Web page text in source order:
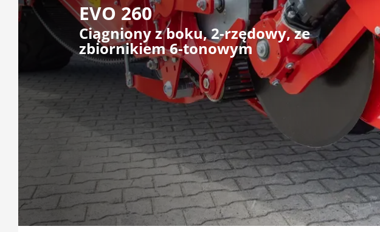
EVO 260
Ciągniony z boku, 2-rzędowy, ze
zbiornikiem 6-tonowym